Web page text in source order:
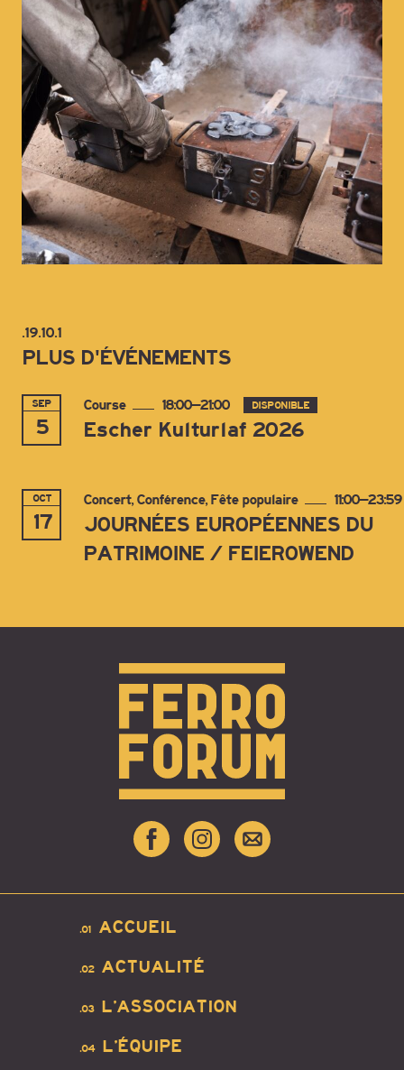
.19.10.1
PLUS D'ÉVÉNEMENTS
5
SEP Course 18:00–21:00 DISPONIBLE
Escher Kulturlaf 2026
17
OCT Concert, Conférence, Fête populaire 11:00–23:59
JOURNÉES EUROPÉENNES DU
PATRIMOINE / FEIEROWEND
ACCUEIL
.01
ACTUALITÉ
.02
L’ASSOCIATION
.03
L’ÉQUIPE
.04